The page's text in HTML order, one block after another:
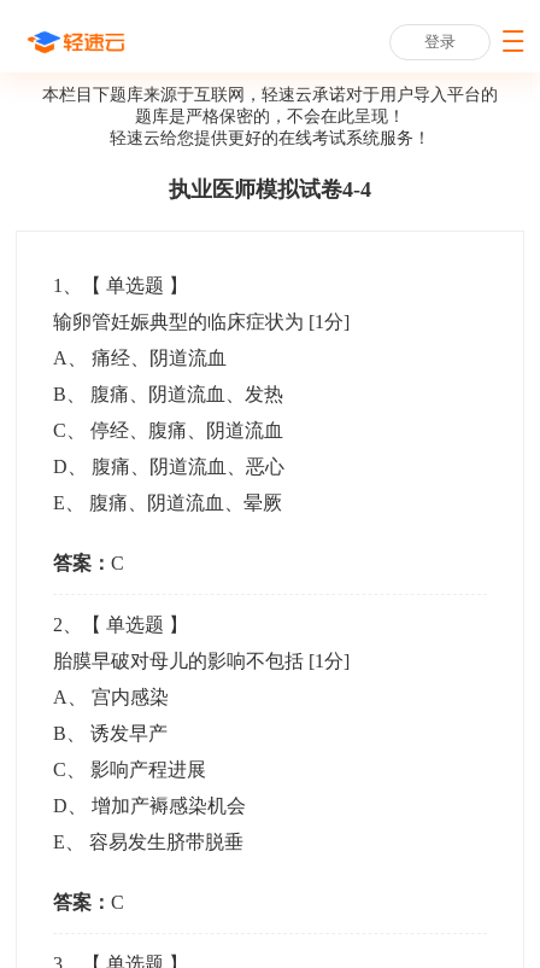
登录
本栏目下题库来源于互联网，轻速云承诺对于用户导入平台的
题库是严格保密的，不会在此呈现！
轻速云给您提供更好的在线考试系统服务！
执业医师模拟试卷4-4
1 、【单选题 】
输卵管妊娠典型的临床症状为 [1分]
A
、痛经、阴道流血
B
腹痛、阴道流血、发热
C 、停经、腹痛、阴道流血
D
腹痛、阴道流血、恶心
E
腹痛、阴道流血、晕厥
答案：C
2 、【单选题 】
胎膜早破对母儿的影响不包括 [1分]
A
、宫内感染
B 、诱发早产
C 、影响产程进展
D 、增加产褥感染机会
E 、容易发生脐带脱垂
答案：C
3 、【单选题 】